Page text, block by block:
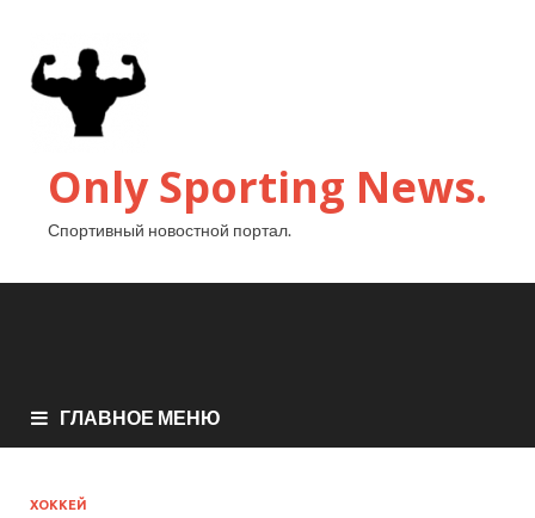
Only Sporting News.
Спортивный новостной портал.
ГЛАВНОЕ МЕНЮ
ХОККЕЙ